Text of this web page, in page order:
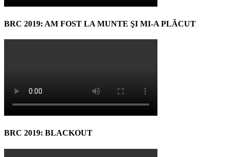
BRC 2019: AM FOST LA MUNTE ŞI MI-A PLĂCUT
BRC 2019: BLACKOUT